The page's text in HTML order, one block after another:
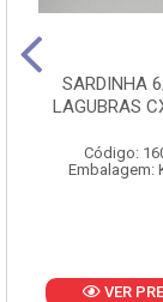
SARDINHA
LAGUBRAS
Código:
Embalagem:
VER